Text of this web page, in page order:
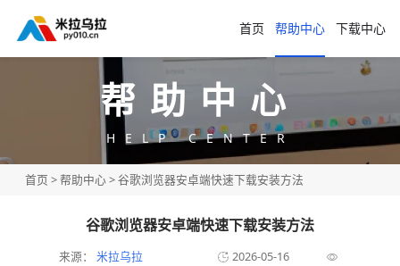
首页 帮助中心 下载中心
帮助中心
HELP CENTER
首页 >帮助中心> 谷歌浏览器安卓端快速下载安装方法
谷歌浏览器安卓端快速下载安装方法
来源： 米拉乌拉 2026-05-16